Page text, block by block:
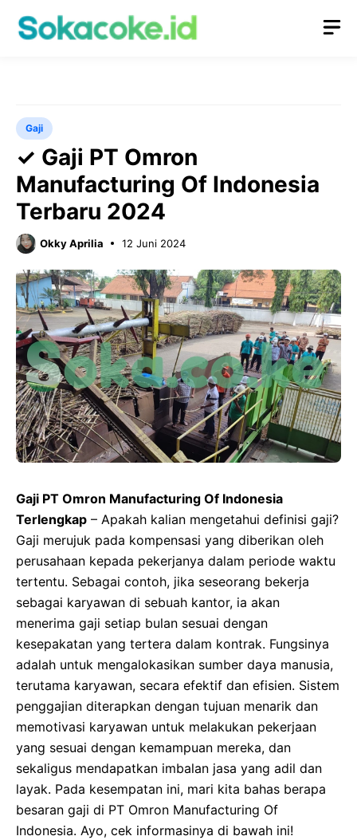
Gaji
✓ Gaji PT Omron
Manufacturing Of Indonesia
Terbaru 2024
Okky Aprilia 12 Juni 2024
Gaji PT Omron Manufacturing Of Indonesia
Terlengkap – Apakah kalian mengetahui definisi gaji?
Gaji merujuk pada kompensasi yang diberikan oleh
perusahaan kepada pekerjanya dalam periode waktu
tertentu. Sebagai contoh, jika seseorang bekerja
sebagai karyawan di sebuah kantor, ia akan
menerima gaji setiap bulan sesuai dengan
kesepakatan yang tertera dalam kontrak. Fungsinya
adalah untuk mengalokasikan sumber daya manusia,
terutama karyawan, secara efektif dan efisien. Sistem
penggajian diterapkan dengan tujuan menarik dan
memotivasi karyawan untuk melakukan pekerjaan
yang sesuai dengan kemampuan mereka, dan
sekaligus mendapatkan imbalan jasa yang adil dan
layak. Pada kesempatan ini, mari kita bahas berapa
besaran gaji di PT Omron Manufacturing Of
Indonesia. Ayo, cek informasinya di bawah ini!